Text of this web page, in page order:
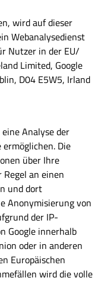
wird auf dieser
Webanalysedienst
Nutzer in der EU/
Limited, Google
D04 E5W5, Irland
Analyse der
Die
über Ihre
an einen
und dort
Anonymisierung von
der IP-
Google innerhalb
oder in anderen
Europäischen
wird die volle